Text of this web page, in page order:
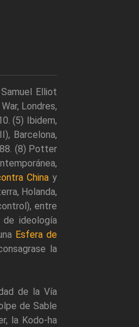
Elliot
Londres,
(5) Ibidem,
Barcelona,
(8) Potter
China y
Holanda,
entre
ideología
Esfera de
la
de la Vía
de Sable
la Kodo-ha